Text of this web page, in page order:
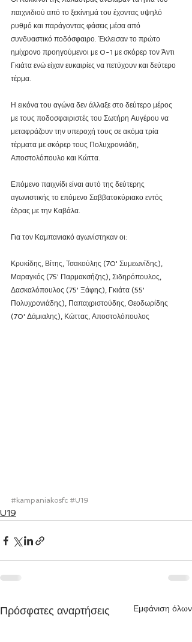
παιχνιδιού από το ξεκίνημά του έχοντας υψηλό
ρυθμό και παράγοντας φάσεις μέσα από
συνδυαστικό ποδόσφαιρο. Έκλεισαν το πρώτο
ημίχρονο προηγούμενοι με 0-1 με σκόρερ τον Άντι
Γκιάτα ενώ είχαν ευκαιρίες να πετύχουν και δεύτερο
τέρμα.
Η εικόνα του αγώνα δεν άλλαξε στο δεύτερο μέρος
με τους ποδοσφαιριστές του Σωτήρη Αυγέρου να
μεταφράζουν την υπεροχή τους σε ακόμα τρία
τέρματα με σκόρερ τους Πολυχρονιάδη,
Αποστολόπουλο και Κώττα.
Επόμενο παιχνίδι είναι αυτό της δεύτερης
αγωνιστικής το επόμενο Σαββατοκύριακο εντός
έδρας με την Καβάλα.
Για τον Καμπανιακό αγωνίστηκαν οι:
Κρυκίδης, Βίτης, Τσακούλης (70' Συμεωνίδης),
Μαραγκός (75' Παρμακσήζης), Σιδηρόπουλος,
Δασκαλόπουλος (75' Ξάφης), Γκιάτα (55'
Πολυχρονιάδης), Παπαχριστούδης, Θεοδωρίδης
(70' Δάμιαλης), Κώττας, Αποστολόπουλος
#kampaniakosfc #U19
U19
Πρόσφατες αναρτήσεις Εμφάνιση όλων